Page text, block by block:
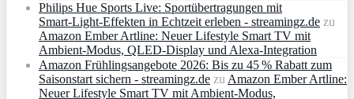
Philips Hue Sports Live: Sportübertragungen mit
Smart‑Light‑Effekten in Echtzeit erleben - streamingz.de zu
Amazon Ember Artline: Neuer Lifestyle Smart TV mit
Ambient‑Modus, QLED‑Display und Alexa‑Integration
Amazon Frühlingsangebote 2026: Bis zu 45 % Rabatt zum
Saisonstart sichern - streamingz.de zuAmazon Ember Artline:
Neuer Lifestyle Smart TV mit Ambient‑Modus,